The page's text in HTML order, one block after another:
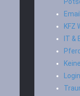
KFZ
IT &